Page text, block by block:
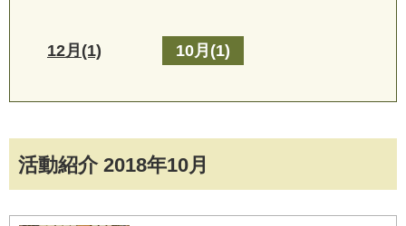
活動紹介 2018年10月
12月(1) 10月(1)